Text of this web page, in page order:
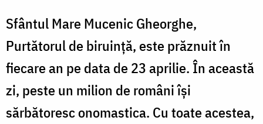
Sfântul Mare Mucenic Gheorghe,
Purtătorul de biruință, este prăznuit în
fiecare an pe data de 23 aprilie. În această
zi, peste un milion de români își
sărbătoresc onomastica. Cu toate acestea,